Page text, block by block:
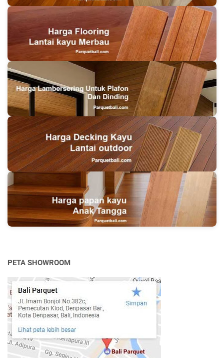
PETA SHOWROOM